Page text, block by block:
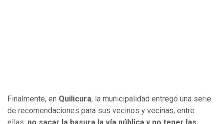
Finalmente, en Quilicura, la municipalidad entregó una serie
de recomendaciones para sus vecinos y vecinas, entre